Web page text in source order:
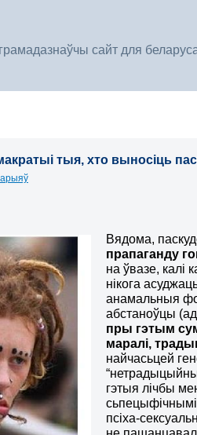
сайт для
тыя, хто выносіць
Вядома,
прапаганду
на ўвазе, калі
нікога
анамальныя
абстаноўцы
пры гэтым
маралі,
найчасьцей
гэтыя лічбы
псіха-